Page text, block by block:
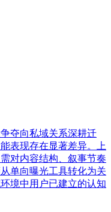
夺向私域关系深耕迁
表现存在显著差异。上
对内容结构、叙事节奏
单向曝光工具转化为关
境中用户已建立的认知